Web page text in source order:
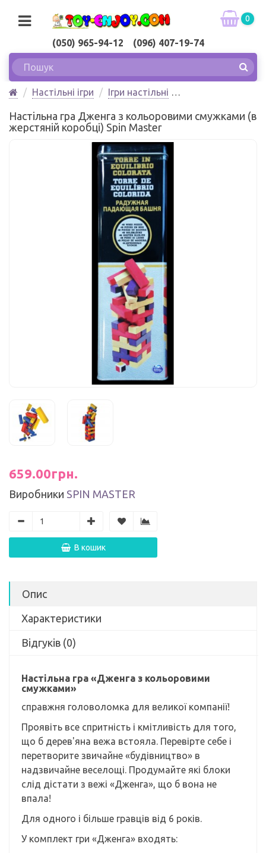
(050) 965-94-12 (096) 407-19-74
0
Настільні ігри
Ігри настільні
жерстяній коробці) Spin Master
Настільна гра Дженга з кольоровими смужками (в
жерстяній коробці) Spin Master
659.00грн.
Виробники SPIN MASTER
В кошик
Опис
Характеристики
Відгуків (0)
Настільна гра «Дженга з кольоровими
смужками»
справжня головоломка для великої компанії!
Проявіть все спритність і кмітливість для того,
що б дерев'яна вежа встояла. Перевірте себе і
перетворите звичайне «будівництво» в
надзвичайне веселощі. Продумайте які блоки
слід дістати з вежі «Дженга», що б вона не
впала!
Для одного і більше гравців від 6 років.
У комплект гри «Дженга» входять: